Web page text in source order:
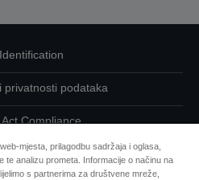
privatnosti podataka
Compliance
u vezi svojih podataka
mjesta, prilagodbu sadržaja i oglasa,
analizu prometa. Informacije o načinu na
s partnerima za društvene mreže,